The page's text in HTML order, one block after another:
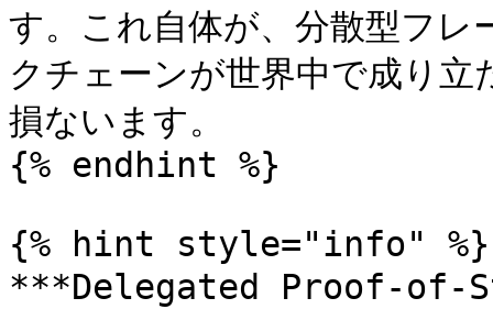
す。これ自体が、分散型フ
クチェーンが世界中で成り
損ないます。
{% endhint %}
{% hint style="info" %}
***Delegated Proof-of-